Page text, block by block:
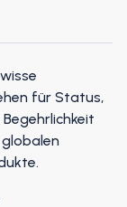
für Status,